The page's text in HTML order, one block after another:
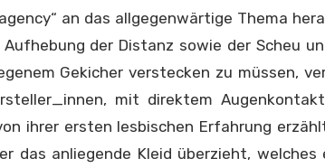
an das allgegenwärtige Thema
der Distanz sowie der Scheu
Gekicher verstecken zu müssen,
mit direktem
ihrer ersten lesbischen Erfahrung
das anliegende Kleid überzieht, welches